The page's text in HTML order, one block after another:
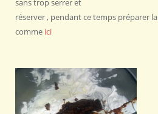
sans trop serrer et
réserver , pendant ce temps préparer la
comme ici